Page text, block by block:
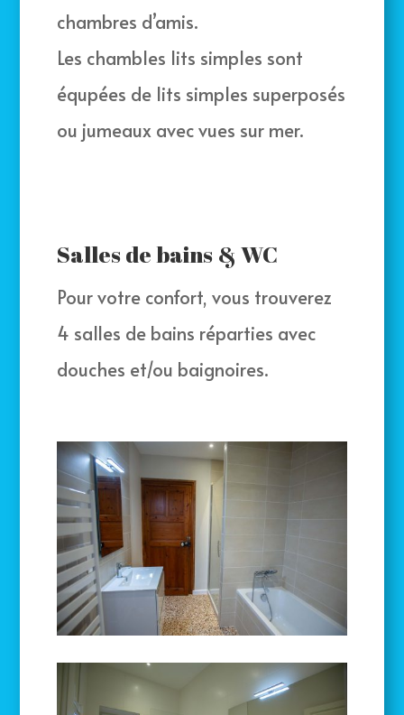
chambres d’amis.
Les chambles lits simples sont
équpées de lits simples superposés
ou jumeaux avec vues sur mer.
Salles de bains & WC
Pour votre confort, vous trouverez
4 salles de bains réparties avec
douches et/ou baignoires.